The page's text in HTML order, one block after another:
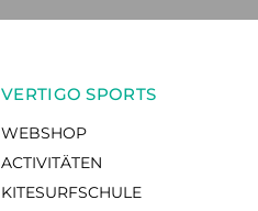
VERTIGO SPORTS
WEBSHOP
ACTIVITÄTEN
KITESURFSCHULE